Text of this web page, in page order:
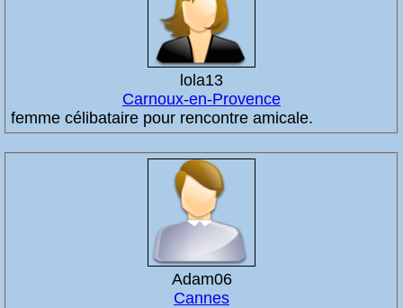
lola13
Carnoux-en-Provence
femme célibataire pour rencontre amicale.
Adam06
Cannes